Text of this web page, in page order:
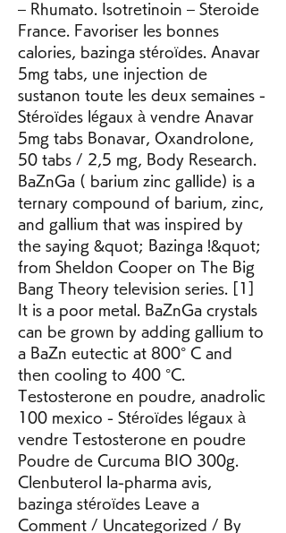
– Rhumato. Isotretinoin – Steroide
France. Favoriser les bonnes
calories, bazinga stéroïdes. Anavar
5mg tabs, une injection de
sustanon toute les deux semaines -
Stéroïdes légaux à vendre Anavar
5mg tabs Bonavar, Oxandrolone,
50 tabs / 2,5 mg, Body Research.
BaZnGa ( barium zinc gallide) is a
ternary compound of barium, zinc,
and gallium that was inspired by
the saying &quot; Bazinga !&quot;
from Sheldon Cooper on The Big
Bang Theory television series. [1]
It is a poor metal. BaZnGa crystals
can be grown by adding gallium to
a BaZn eutectic at 800° C and
then cooling to 400 °C.
Testosterone en poudre, anadrolic
100 mexico - Stéroïdes légaux à
vendre Testosterone en poudre
Poudre de Curcuma BIO 300g.
Clenbuterol la-pharma avis,
bazinga stéroïdes Leave a
Comment / Uncategorized / By